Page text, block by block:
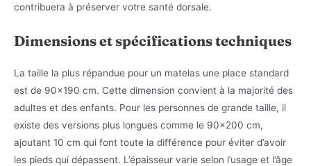
contribuera à préserver votre santé dorsale.
Dimensions et spécifications techniques
La taille la plus répandue pour un matelas une place standard
est de 90×190 cm. Cette dimension convient à la majorité des
adultes et des enfants. Pour les personnes de grande taille, il
existe des versions plus longues comme le 90×200 cm,
ajoutant 10 cm qui font toute la différence pour éviter d’avoir
les pieds qui dépassent. L’épaisseur varie selon l’usage et l’âge